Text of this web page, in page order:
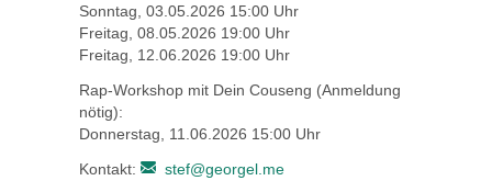
Sonntag, 03.05.2026 15:00 Uhr
Freitag, 08.05.2026 19:00 Uhr
Freitag, 12.06.2026 19:00 Uhr
Rap-Workshop mit Dein Couseng (Anmeldung
nötig):
Donnerstag, 11.06.2026 15:00 Uhr
Kontakt: stef@georgel.me